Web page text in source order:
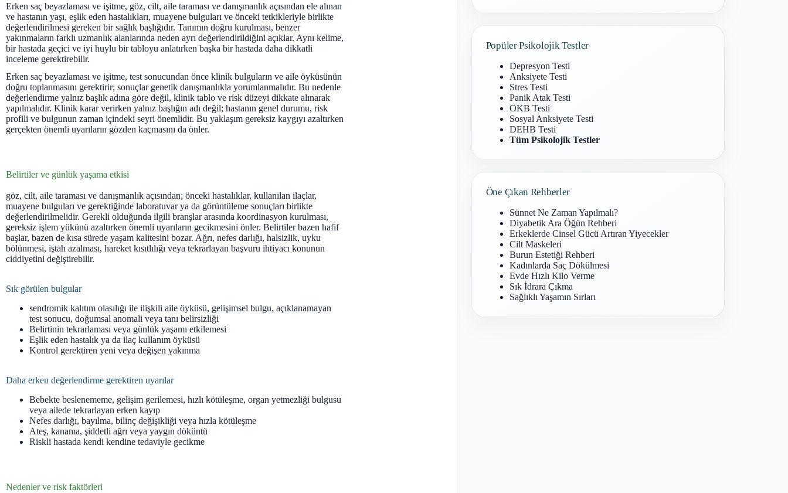
Erken saç beyazlaması ve işitme, göz, cilt, aile taraması ve danışmanlık açısından ele alınan
ve hastanın yaşı, eşlik eden hastalıkları, muayene bulguları ve önceki tetkikleriyle birlikte
değerlendirilmesi gereken bir sağlık başlığıdır. Tanımın doğru kurulması, benzer
yakınmaların farklı uzmanlık alanlarında neden ayrı değerlendirildiğini açıklar. Aynı kelime,
bir hastada geçici ve iyi huylu bir tabloyu anlatırken başka bir hastada daha dikkatli
inceleme gerektirebilir.
Erken saç beyazlaması ve işitme, test sonucundan önce klinik bulguların ve aile öyküsünün
doğru toplanmasını gerektirir; sonuçlar genetik danışmanlıkla yorumlanmalıdır. Bu nedenle
değerlendirme yalnız başlık adına göre değil, klinik tablo ve risk düzeyi dikkate alınarak
yapılmalıdır. Klinik karar verirken yalnız başlığın adı değil; hastanın genel durumu, risk
profili ve bulgunun zaman içindeki seyri önemlidir. Bu yaklaşım gereksiz kaygıyı azaltırken
gerçekten önemli uyarıların gözden kaçmasını da önler.
Belirtiler ve günlük yaşama etkisi
göz, cilt, aile taraması ve danışmanlık açısından; önceki hastalıklar, kullanılan ilaçlar,
muayene bulguları ve gerektiğinde laboratuvar ya da görüntüleme sonuçları birlikte
değerlendirilmelidir. Gerekli olduğunda ilgili branşlar arasında koordinasyon kurulması,
gereksiz işlem yükünü azaltırken önemli uyarıların gecikmesini önler. Belirtiler bazen hafif
başlar, bazen de kısa sürede yaşam kalitesini bozar. Ağrı, nefes darlığı, halsizlik, uyku
bölünmesi, iştah azalması, hareket kısıtlılığı veya tekrarlayan başvuru ihtiyacı konunun
ciddiyetini değiştirebilir.
Sık görülen bulgular
sendromik kalıtım olasılığı ile ilişkili aile öyküsü, gelişimsel bulgu, açıklanamayan
test sonucu, doğumsal anomali veya tanı belirsizliği
Belirtinin tekrarlaması veya günlük yaşamı etkilemesi
Eşlik eden hastalık ya da ilaç kullanım öyküsü
Kontrol gerektiren yeni veya değişen yakınma
Daha erken değerlendirme gerektiren uyarılar
Bebekte beslenememe, gelişim gerilemesi, hızlı kötüleşme, organ yetmezliği bulgusu
veya ailede tekrarlayan erken kayıp
Nefes darlığı, bayılma, bilinç değişikliği veya hızla kötüleşme
Ateş, kanama, şiddetli ağrı veya yaygın döküntü
Riskli hastada kendi kendine tedaviyle gecikme
Nedenler ve risk faktörleri
Popüler Psikolojik Testler
Depresyon Testi
Anksiyete Testi
Stres Testi
Panik Atak Testi
OKB Testi
Sosyal Anksiyete Testi
DEHB Testi
Tüm Psikolojik Testler
Öne Çıkan Rehberler
Sünnet Ne Zaman Yapılmalı?
Diyabetik Ara Öğün Rehberi
Erkeklerde Cinsel Gücü Artıran Yiyecekler
Cilt Maskeleri
Burun Estetiği Rehberi
Kadınlarda Saç Dökülmesi
Evde Hızlı Kilo Verme
Sık İdrara Çıkma
Sağlıklı Yaşamın Sırları